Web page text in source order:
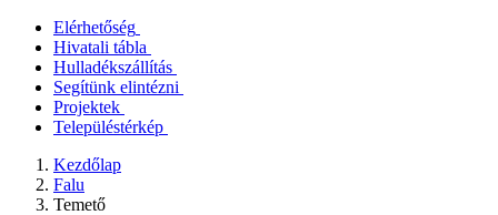
Elérhetőség
Hivatali tábla
Hulladékszállítás
Segítünk elintézni
Projektek
Településtérkép
Kezdőlap
Falu
Temető